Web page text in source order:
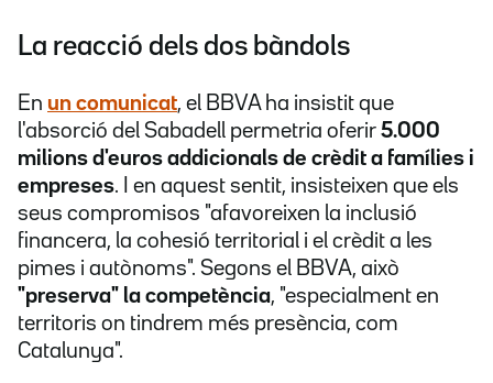
La reacció dels dos bàndols
En un comunicat, el BBVA ha insistit que
l'absorció del Sabadell permetria oferir 5.000
milions d'euros addicionals de crèdit a famílies i
empreses. I en aquest sentit, insisteixen que els
seus compromisos "afavoreixen la inclusió
financera, la cohesió territorial i el crèdit a les
pimes i autònoms". Segons el BBVA, això
"preserva" la competència, "especialment en
territoris on tindrem més presència, com
Catalunya".